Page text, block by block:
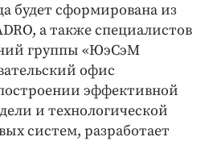
года
будет сформирована из
а также специалистов
группы «ЮэСэМ
офис
эффективной
и технологической
систем, разработает